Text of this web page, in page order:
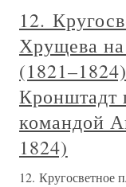
12.
Хрущева
Кронштадт
командой
1824)
12. Кругосветное